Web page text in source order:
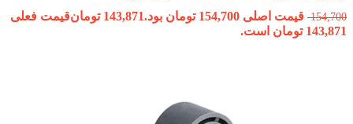
154,700 قیمت اصلی 154,700 تومان بود. 143,871 تومانقیمت فعلی
143,871 تومان است.